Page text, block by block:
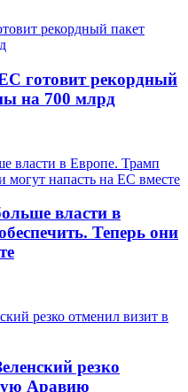
готовит рекордный
на 700 млрд
власти в
Теперь они
резко
Аравию